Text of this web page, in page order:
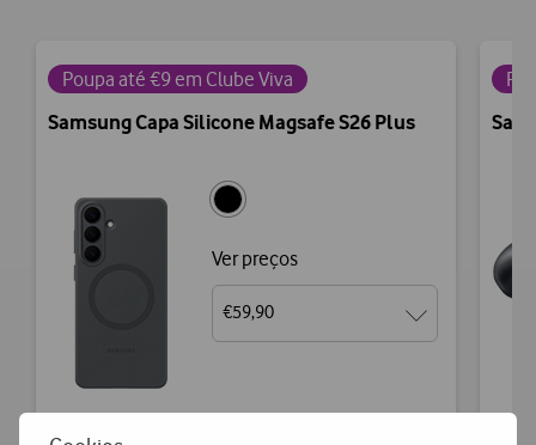
Poupa até €9 em Clube Viva
Samsung Capa Silicone Magsafe S26 Plus
Ver preços
€59,90